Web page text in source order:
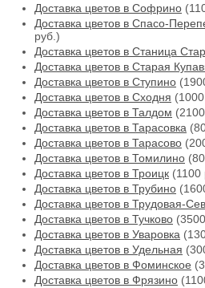
Доставка цветов в Софрино
Доставка цветов в Спасо-
руб.)
Доставка цветов в Станица
Доставка цветов в Старая
Доставка цветов в Ступино
Доставка цветов в Сходня
Доставка цветов в Талдом
Доставка цветов в Тарасовка
Доставка цветов в Тарасово
Доставка цветов в Томилино
Доставка цветов в Троицк (1100
Доставка цветов в Трубино
Доставка цветов в Трудовая-
Доставка цветов в Тучково
Доставка цветов в Уваровка
Доставка цветов в Удельная
Доставка цветов в Фоминское
Доставка цветов в Фрязино